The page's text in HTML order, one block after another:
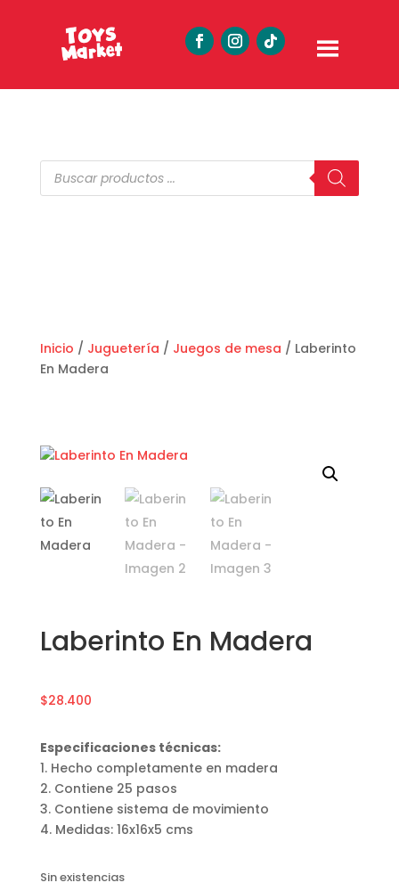
Búsqueda
de
productos
Inicio / Juguetería / Juegos de mesa / Laberinto
En Madera
Laberinto En Madera
$28.400
Especificaciones técnicas:
1. Hecho completamente en madera
2. Contiene 25 pasos
3. Contiene sistema de movimiento
4. Medidas: 16x16x5 cms
Sin existencias